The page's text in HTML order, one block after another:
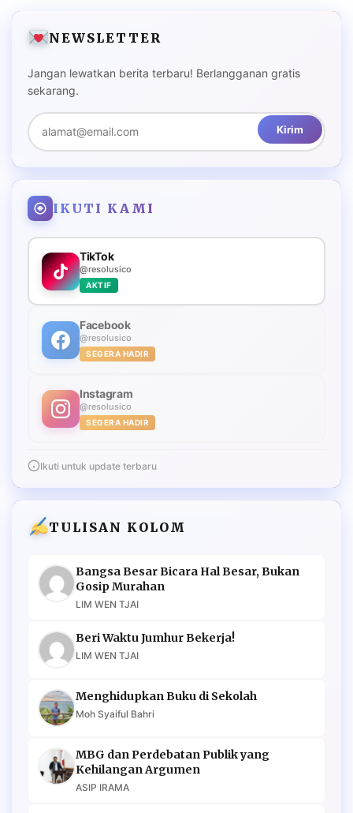
NEWSLETTER
Jangan lewatkan berita terbaru! Berlangganan gratis
sekarang.
Kirim
IKUTI KAMI
TikTok
@resolusico
AKTIF
Facebook
@resolusico
SEGERA HADIR
Instagram
@resolusico
SEGERA HADIR
Ikuti untuk update terbaru
TULISAN KOLOM
Bangsa Besar Bicara Hal Besar, Bukan
Gosip Murahan
LIM WEN TJAI
Beri Waktu Jumhur Bekerja!
LIM WEN TJAI
Menghidupkan Buku di Sekolah
Moh Syaiful Bahri
MBG dan Perdebatan Publik yang
Kehilangan Argumen
ASIP IRAMA